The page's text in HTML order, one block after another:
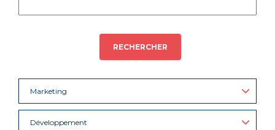
RECHERCHER
Marketing
Développement